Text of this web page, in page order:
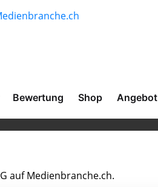
Bewertung Shop Angebot
auf Medienbranche.ch.